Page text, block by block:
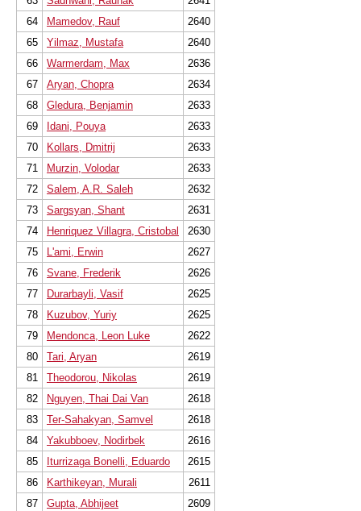
64
Mamedov, Rauf
2640
65
Yilmaz, Mustafa
2640
66
Warmerdam, Max
2636
67
Aryan, Chopra
2634
68
Gledura, Benjamin
2633
69
Idani, Pouya
2633
70
Kollars, Dmitrij
2633
71
Murzin, Volodar
2633
72
Salem, A.R. Saleh
2632
73
Sargsyan, Shant
2631
74
Henriquez Villagra, Cristobal
2630
75
L'ami, Erwin
2627
76
Svane, Frederik
2626
77
Durarbayli, Vasif
2625
78
Kuzubov, Yuriy
2625
79
Mendonca, Leon Luke
2622
80
Tari, Aryan
2619
81
Theodorou, Nikolas
2619
82
Nguyen, Thai Dai Van
2618
83
Ter-Sahakyan, Samvel
2618
84
Yakubboev, Nodirbek
2616
85
Iturrizaga Bonelli, Eduardo
2615
86
Karthikeyan, Murali
2611
87
Gupta, Abhijeet
2609